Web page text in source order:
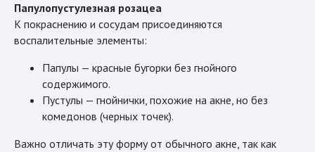
Папулопустулезная розацеа
К покраснению и сосудам присоединяются
воспалительные элементы:
Папулы — красные бугорки без гнойного
содержимого.
Пустулы — гнойнички, похожие на акне, но без
комедонов (черных точек).
Важно отличать эту форму от обычного акне, так как